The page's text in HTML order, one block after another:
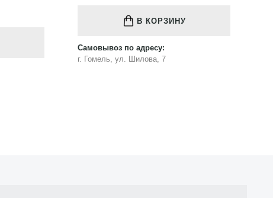
В КОРЗИНУ
Самовывоз по адресу:
г. Гомель, ул. Шилова, 7